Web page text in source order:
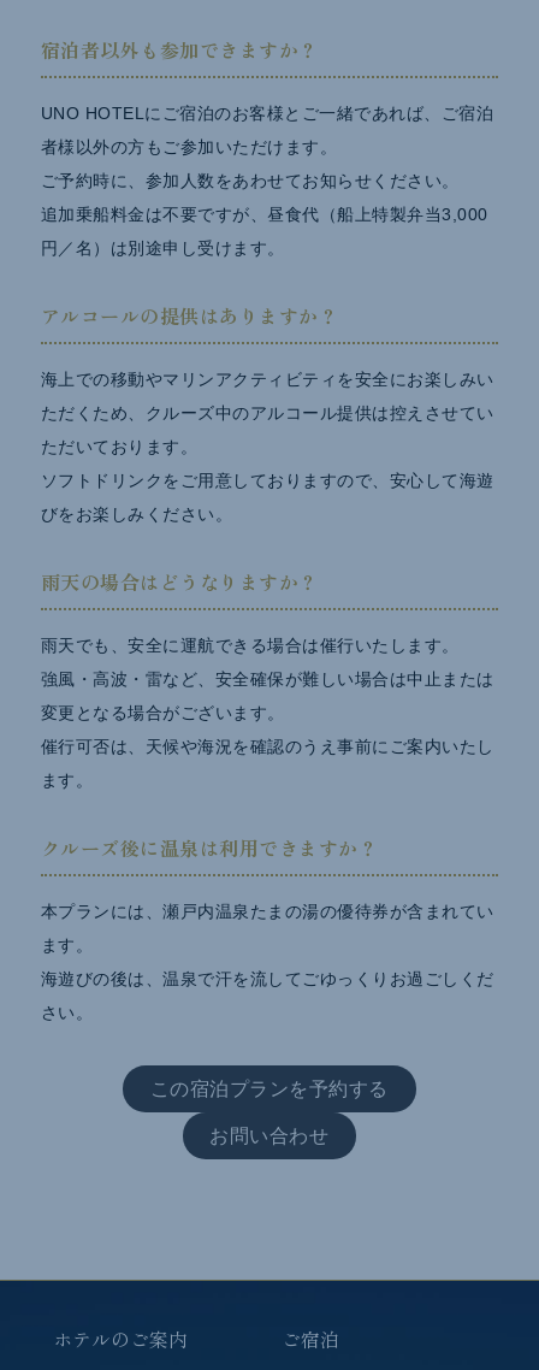
宿泊者以外も参加できますか？
UNO HOTELにご宿泊のお客様とご一緒であれば、ご宿泊
者様以外の方もご参加いただけます。
ご予約時に、参加人数をあわせてお知らせください。
追加乗船料金は不要ですが、昼食代（船上特製弁当3,000
円／名）は別途申し受けます。
アルコールの提供はありますか？
海上での移動やマリンアクティビティを安全にお楽しみい
ただくため、クルーズ中のアルコール提供は控えさせてい
ただいております。
ソフトドリンクをご用意しておりますので、安心して海遊
びをお楽しみください。
雨天の場合はどうなりますか？
雨天でも、安全に運航できる場合は催行いたします。
強風・高波・雷など、安全確保が難しい場合は中止または
変更となる場合がございます。
催行可否は、天候や海況を確認のうえ事前にご案内いたし
ます。
クルーズ後に温泉は利用できますか？
本プランには、瀬戸内温泉たまの湯の優待券が含まれてい
ます。
海遊びの後は、温泉で汗を流してごゆっくりお過ごしくだ
さい。
この宿泊プランを予約する
お問い合わせ
ホテルのご案内 ご宿泊